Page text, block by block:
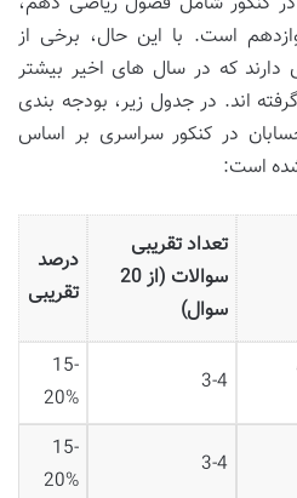
است. با این حال، برخی از
که در سال های اخیر بیشتر
اند. در جدول زیر، بودجه بندی
در کنکور سراسری بر اساس
است:
تعداد تقریبی
سوالات (از 20
سوال)
درصد
تقریبی
3-4
15-
20%
3-4
15-
20%